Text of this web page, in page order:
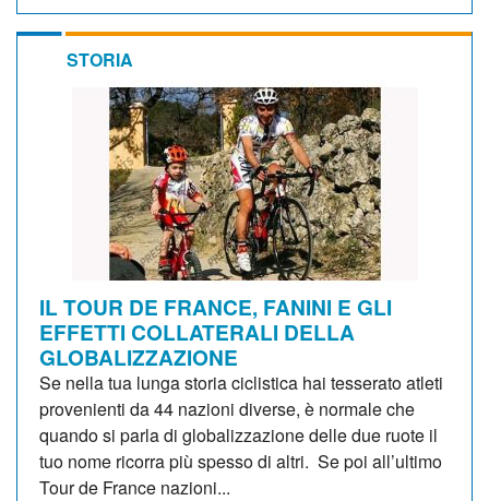
STORIA
IL TOUR DE FRANCE, FANINI E GLI
EFFETTI COLLATERALI DELLA
GLOBALIZZAZIONE
Se nella tua lunga storia ciclistica hai tesserato atleti
provenienti da 44 nazioni diverse, è normale che
quando si parla di globalizzazione delle due ruote il
tuo nome ricorra più spesso di altri. Se poi all’ultimo
Tour de France nazioni...